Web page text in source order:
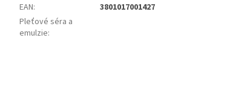
EAN:
3801017001427
Pleťové séra a
emulzie: